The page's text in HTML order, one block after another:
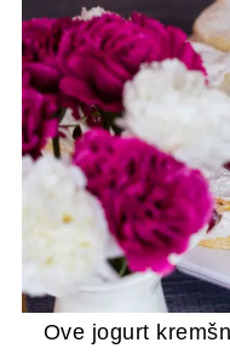
Ove jogurt